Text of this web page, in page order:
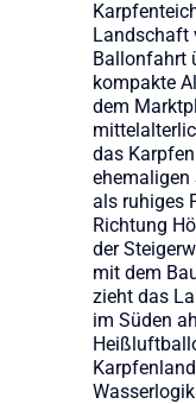
Landschaft
Ballonfahrt
kompakte
dem
das
ehemaligen
als ruhiges
Richtung
der
mit dem
zieht das
im Süden